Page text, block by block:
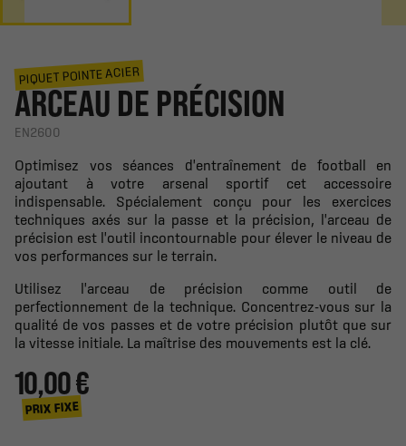
PIQUET POINTE ACIER
ARCEAU DE PRÉCISION
EN2600
Optimisez vos séances d'entraînement de football en
ajoutant à votre arsenal sportif cet accessoire
indispensable. Spécialement conçu pour les exercices
techniques axés sur la passe et la précision, l'arceau de
précision est l'outil incontournable pour élever le niveau de
vos performances sur le terrain.
Utilisez l'arceau de précision comme outil de
perfectionnement de la technique. Concentrez-vous sur la
qualité de vos passes et de votre précision plutôt que sur
la vitesse initiale. La maîtrise des mouvements est la clé.
10,00 €
PRIX FIXE